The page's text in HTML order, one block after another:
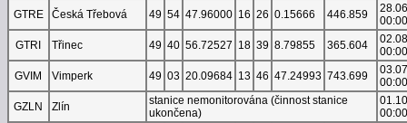
GTRE
Česká Třebová 49 54 47.96000 16 26 0.15666 446.859
00:00
GTRI
Třinec 49 40 56.72527 18 39 8.79855 365.604
00:00
GVIM
Vimperk 49 03 20.09684 13 46 47.24993 743.699
00:00
GZLN
Zlín
stanice nemonitorována (činnost stanice
ukončena)
00:00